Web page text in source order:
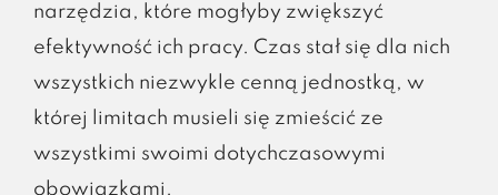
narzędzia, które mogłyby zwiększyć
efektywność ich pracy. Czas stał się dla nich
wszystkich niezwykle cenną jednostką, w
której limitach musieli się zmieścić ze
wszystkimi swoimi dotychczasowymi
obowiązkami.